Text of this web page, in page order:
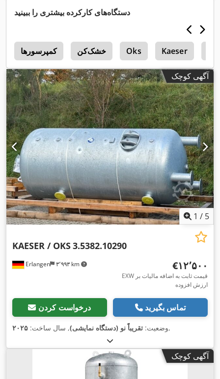
دستگاه‌های کارکرده بیشتری را ببینید
کمپرسورها خشک‌کن Oks Kaeser
آگهی کوچک
1 / 5
Erlangen ۳٬۹۹۳ km
KAESER / OKS3.5382.10290
‎€۱۲٬۵۰۰
EXW قیمت ثابت به اضافه مالیات بر
ارزش افزوده
درخواست کردن تماس بگیرید
وضعیت: تقریباً نو (دستگاه نمایشی), سال ساخت: ۲۰۲۵ ,
آگهی کوچک